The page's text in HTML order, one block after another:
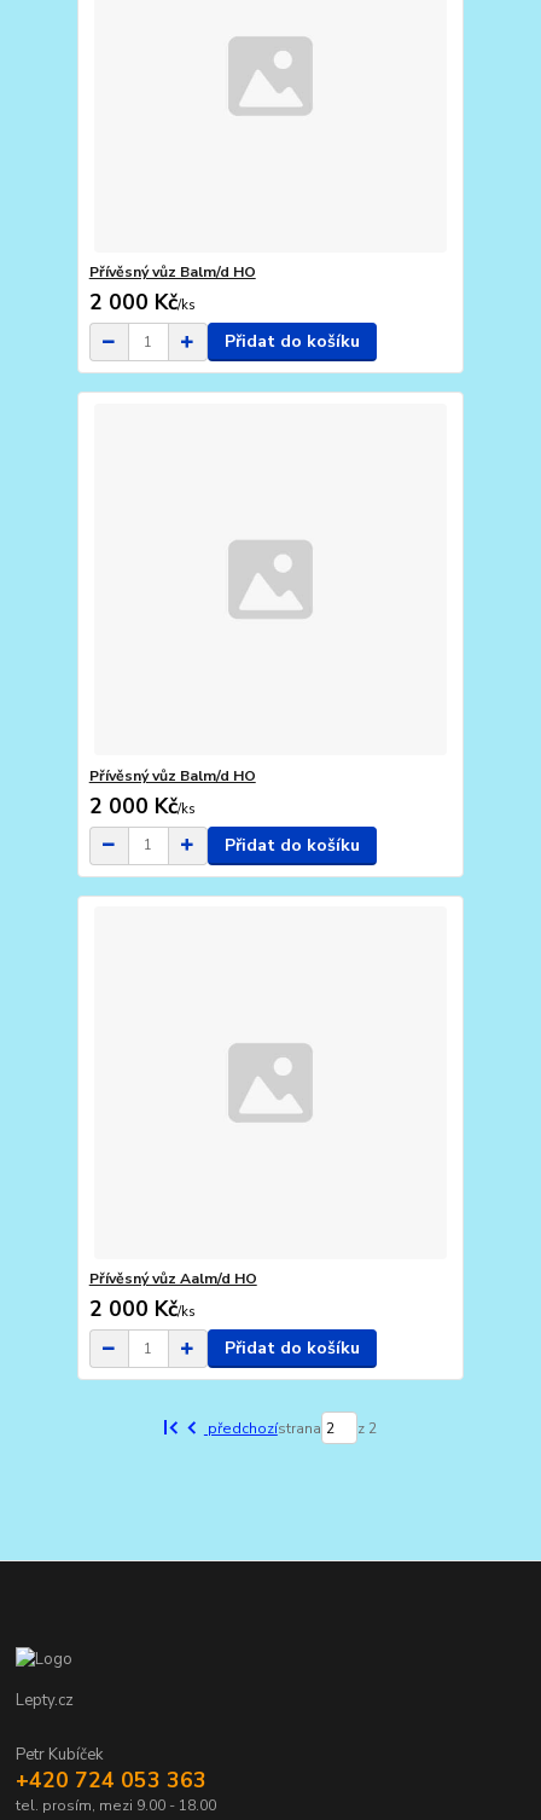
Přívěsný vůz Balm/d HO
2 000 Kč/ks
Přidat do košíku
Přívěsný vůz Balm/d HO
2 000 Kč/ks
Přidat do košíku
Přívěsný vůz Aalm/d HO
2 000 Kč/ks
Přidat do košíku
předchozístrana z 2
Lepty.cz
Petr Kubíček
+420 724 053 363
tel. prosím, mezi 9.00 - 18.00